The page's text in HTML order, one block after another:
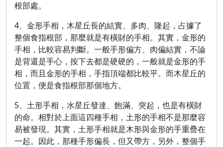
根部處。
4、金形手相，木星丘長的結實、多肉、隆起，占據了
整個食指根部，那麼就是有橫財的手相。其實，金形的
手相，比較容易判斷。一般手形偏方、肉偏結實，不論
是背還是手心，按下去都是硬硬的，一般就是金形的手
相，而且金形的手相，手指頂端都比較平。而木星丘的
位置，便是食指根部那個地方。
5、土形手相，水星丘發達、飽滿、突起，也是有橫財
的命。相對於上面這四種手相，土形的手相不是那麼容
易被發現。其實，土形手相就是木形與金形的手重疊在
一起。因此，那種手形偏長，但又帶方，另外，整個手